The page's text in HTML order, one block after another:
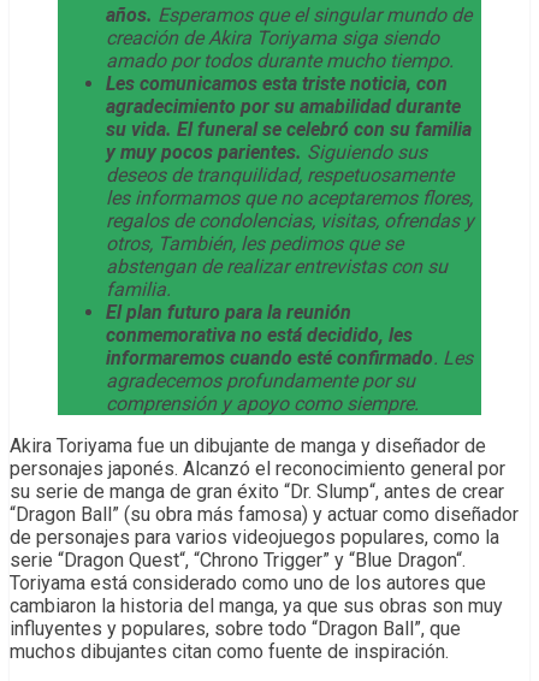
años. Esperamos que el singular mundo de
creación de Akira Toriyama siga siendo
amado por todos durante mucho tiempo.
Les comunicamos esta triste noticia, con
agradecimiento por su amabilidad durante
su vida. El funeral se celebró con su familia
y muy pocos parientes. Siguiendo sus
deseos de tranquilidad, respetuosamente
les informamos que no aceptaremos flores,
regalos de condolencias, visitas, ofrendas y
otros, También, les pedimos que se
abstengan de realizar entrevistas con su
familia.
El plan futuro para la reunión
conmemorativa no está decidido, les
informaremos cuando esté confirmado. Les
agradecemos profundamente por su
comprensión y apoyo como siempre.
Akira Toriyama fue un dibujante de manga y diseñador de
personajes japonés. Alcanzó el reconocimiento general por
su serie de manga de gran éxito “Dr. Slump“, antes de crear
“Dragon Ball” (su obra más famosa) y actuar como diseñador
de personajes para varios videojuegos populares, como la
serie “Dragon Quest“, “Chrono Trigger” y “Blue Dragon“.
Toriyama está considerado como uno de los autores que
cambiaron la historia del manga, ya que sus obras son muy
influyentes y populares, sobre todo “Dragon Ball”, que
muchos dibujantes citan como fuente de inspiración.